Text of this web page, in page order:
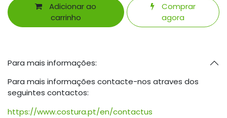
Adicionar ao
carrinho
Comprar
agora
Para mais informações:
Para mais informações contacte-nos atraves dos
seguintes contactos:
https://www.costura.pt/en/contactus